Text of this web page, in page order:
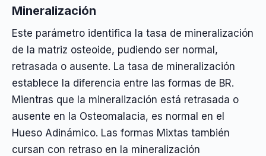
Mineralización
Este parámetro identifica la tasa de mineralización
de la matriz osteoide, pudiendo ser normal,
retrasada o ausente. La tasa de mineralización
establece la diferencia entre las formas de BR.
Mientras que la mineralización está retrasada o
ausente en la Osteomalacia, es normal en el
Hueso Adinámico. Las formas Mixtas también
cursan con retraso en la mineralización